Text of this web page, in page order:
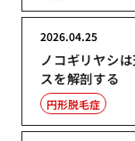
ノコギリヤシ
スを解剖する
2026.04.25
円形脱毛症